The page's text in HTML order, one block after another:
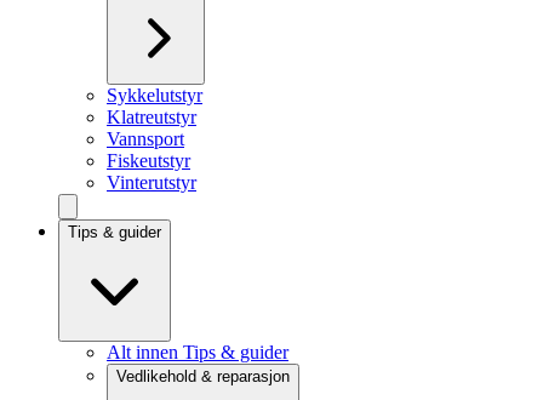
Sykkelutstyr
Klatreutstyr
Vannsport
Fiskeutstyr
Vinterutstyr
Tips & guider
Alt innen Tips & guider
Vedlikehold & reparasjon